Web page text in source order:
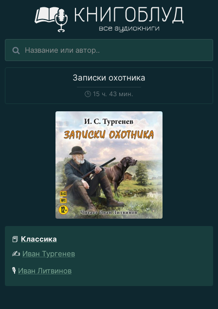
Записки охотника
🕒 15 ч. 43 мин.
📕 Классика
✍️ Иван Тургенев
🎙️ Иван Литвинов